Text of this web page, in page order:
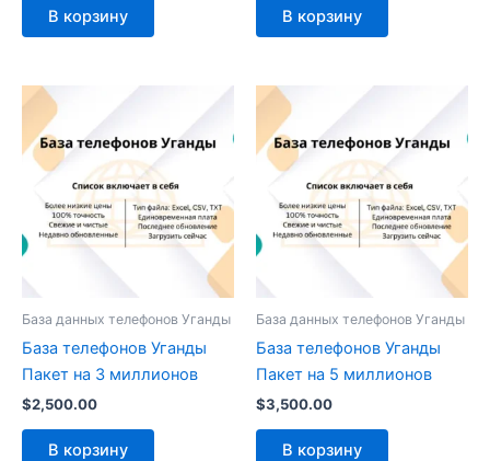
В корзину В корзину
База данных телефонов Уганды
База телефонов Уганды
Пакет на 3 миллионов
$2,500.00
В корзину
База данных телефонов Уганды
База телефонов Уганды
Пакет на 5 миллионов
$3,500.00
В корзину